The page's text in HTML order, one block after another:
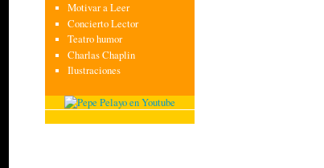
Motivar a Leer
Concierto Lector
Teatro humor
Charlas Chaplin
Ilustraciones